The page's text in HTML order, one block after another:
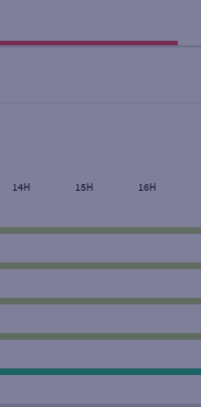
Rechercher
14H 15H 16H